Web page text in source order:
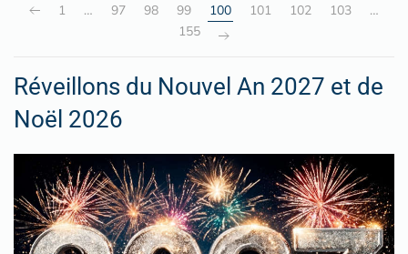
1 … 97 98 99 100 101 102 103
…
155
Réveillons du Nouvel An 2027 et de
Noël 2026